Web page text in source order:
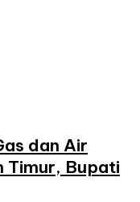
dan Air
Timur, Bupati